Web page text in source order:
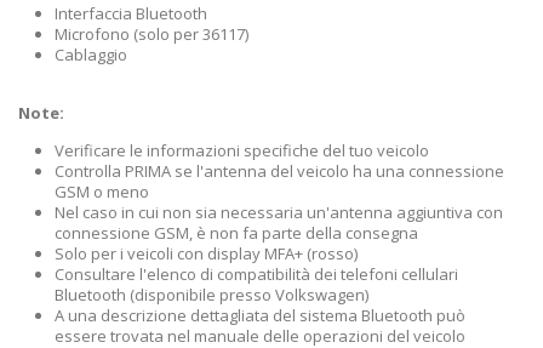
Interfaccia Bluetooth
Microfono (solo per 36117)
Cablaggio
Note:
Verificare le informazioni specifiche del tuo veicolo
Controlla PRIMA se l'antenna del veicolo ha una connessione
GSM o meno
Nel caso in cui non sia necessaria un'antenna aggiuntiva con
connessione GSM, è non fa parte della consegna
Solo per i veicoli con display MFA+ (rosso)
Consultare l'elenco di compatibilità dei telefoni cellulari
Bluetooth (disponibile presso Volkswagen)
A una descrizione dettagliata del sistema Bluetooth può
essere trovata nel manuale delle operazioni del veicolo